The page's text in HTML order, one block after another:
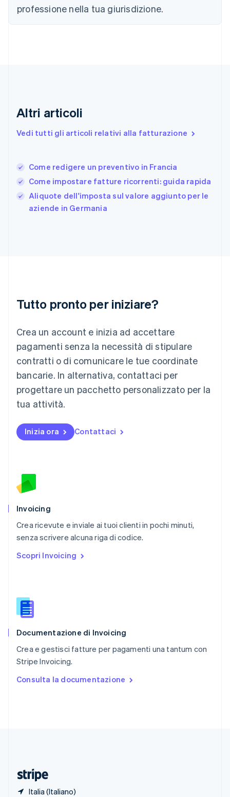
professione nella tua giurisdizione.
Altri articoli
Vedi tutti gli articoli relativi alla fatturazione
Come redigere un preventivo in Francia
Come impostare fatture ricorrenti: guida rapida
Aliquote dell'imposta sul valore aggiunto per le
aziende in Germania
Tutto pronto per iniziare?
Crea un account e inizia ad accettare
pagamenti senza la necessità di stipulare
contratti o di comunicare le tue coordinate
bancarie. In alternativa, contattaci per
progettare un pacchetto personalizzato per la
tua attività.
Inizia ora Contattaci
Invoicing
Crea ricevute e inviale ai tuoi clienti in pochi minuti,
senza scrivere alcuna riga di codice.
Scopri Invoicing
Documentazione di Invoicing
Crea e gestisci fatture per pagamenti una tantum con
Stripe Invoicing.
Consulta la documentazione
Italia (Italiano)
English
Emirati Arabi Uniti
Germania
Deutsch English
Giappone
Grecia
English
India
English
Irlanda
English
FrançaisDeutschEnglish
English简体中文
Malta
English
Messico
Español English
Norvegia
Nuova Zelanda
English
Paesi Bassi
English
Portogallo
RAS di Hong Kong, Cina
English
Regno Unito
English
English
English
Slovacchia
Slovenia
Spagna
EspañolEnglish
English Español简体中文